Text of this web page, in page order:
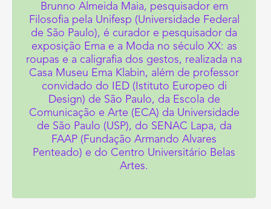
Brunno Almeida Maia, pesquisador em
Filosofia pela Unifesp (Universidade Federal
de São Paulo), é curador e pesquisador da
exposição Ema e a Moda no século XX: as
roupas e a caligrafia dos gestos, realizada na
Casa Museu Ema Klabin, além de professor
convidado do IED (Istituto Europeo di
Design) de São Paulo, da Escola de
Comunicação e Arte (ECA) da Universidade
de São Paulo (USP), do SENAC Lapa, da
FAAP (Fundação Armando Alvares
Penteado) e do Centro Universitário Belas
Artes.